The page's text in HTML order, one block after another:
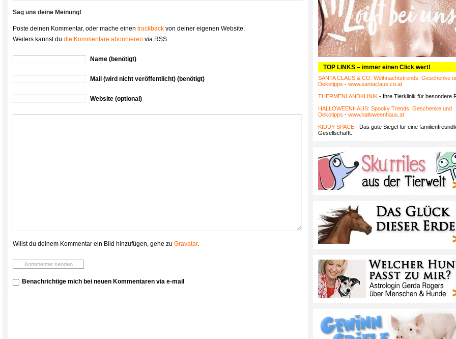
Sag uns deine Meinung!
Poste deinen Kommentar, oder mache einen trackback von deiner eigenen Website.
Weiters kannst du die Kommentare abonnieren via RSS.
Name (benötigt)
Mail (wird nicht veröffentlicht) (benötigt)
Website (optional)
Willst du deinem Kommentar ein Bild hinzufügen, gehe zu Gravatar.
Benachrichtige mich bei neuen Kommentaren via e-mail
TOP LINKS – immer einen Click wert!
SANTA CLAUS & CO: Weihnachtstrends, Geschenke
Dekotipps - www.santaclaus.co.at
THERMENLANDKLINIK - Ihre Tierklinik für besondere
HALLOWEENHAUS: Spooky Trends, Geschenke und
Dekotipps - www.halloweenhaus.at
KIDDY SPACE - Das gute Siegel für eine
Gesellschafft.